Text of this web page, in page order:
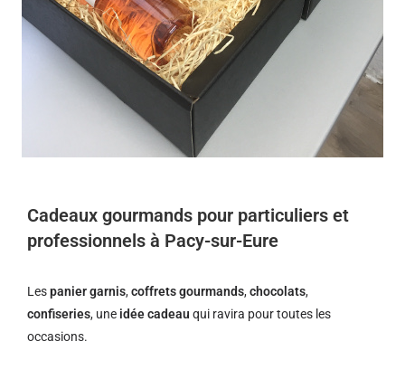
Cadeaux gourmands pour particuliers et
professionnels à Pacy-sur-Eure
Lespanier garnis,coffrets gourmands,chocolats,
confiseries, une idée cadeau qui ravira pour toutes les
occasions.